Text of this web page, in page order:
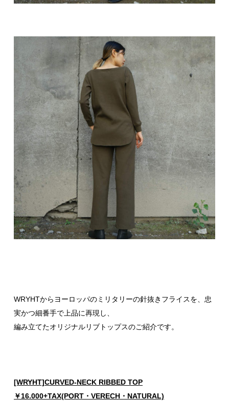
WRYHTからヨーロッパのミリタリーの針抜きフライスを、忠
実かつ細番手で上品に再現し、
編み立てたオリジナルリブトップスのご紹介です。
[WRYHT]CURVED-NECK RIBBED TOP
￥16.000+TAX(PORT・VERECH・NATURAL)